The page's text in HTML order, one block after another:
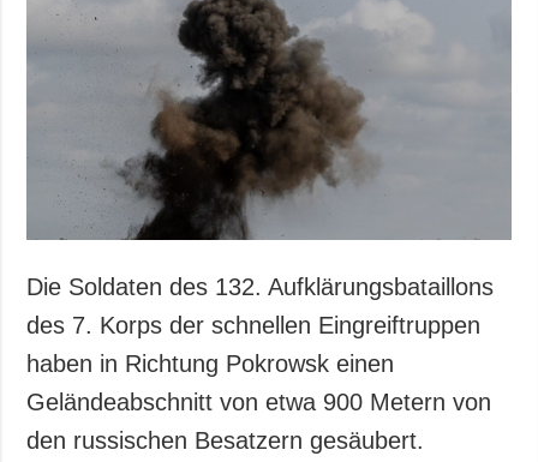
Die Soldaten des 132. Aufklärungsbataillons
des 7. Korps der schnellen Eingreiftruppen
haben in Richtung Pokrowsk einen
Geländeabschnitt von etwa 900 Metern von
den russischen Besatzern gesäubert.